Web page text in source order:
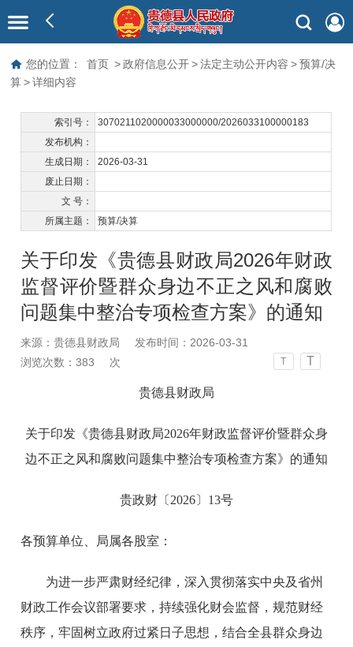
您的位置： 首页 > 政府信息公开 > 法定主动公开内容 > 预算/决
算 > 详细内容
索引号：
3070211020000033000000/2026033100000183
发布机构：
生成日期：
2026-03-31
废止日期：
文 号：
所属主题：
预算/决算
关于印发《贵德县财政局2026年财政
监督评价暨群众身边不正之风和腐败
问题集中整治专项检查方案》的通知
来源：贵德县财政局
发布时间：2026-03-31
浏览次数：383 次 T T
贵德县财政局
关于印发《贵德县财政局2026年财政监督评价暨群众身
边不正之风和腐败问题集中整治专项检查方案》的通知
贵政财〔2026〕13号
各预算单位、局属各股室：
为进一步严肃财经纪律，深入贯彻落实中央及省州
财政工作会议部署要求，持续强化财会监督，规范财经
秩序，牢固树立政府过紧日子思想，结合全县群众身边